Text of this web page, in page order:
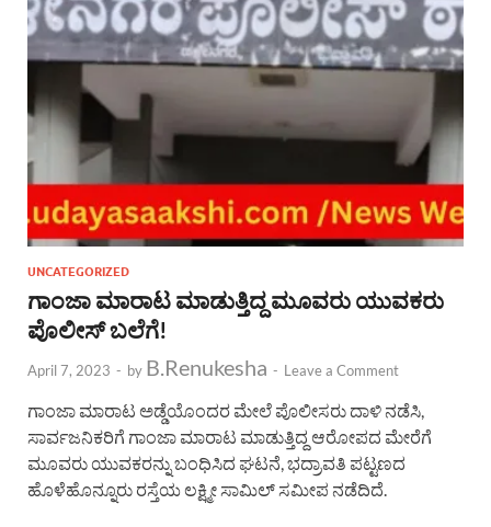
UNCATEGORIZED
ಗಾಂಜಾ ಮಾರಾಟ ಮಾಡುತ್ತಿದ್ದ ಮೂವರು ಯುವಕರು
ಪೊಲೀಸ್ ಬಲೆಗೆ!
April 7, 2023 - by B.Renukesha - Leave a Comment
ಗಾಂಜಾ ಮಾರಾಟ ಅಡ್ಡೆಯೊಂದರ ಮೇಲೆ ಪೊಲೀಸರು ದಾಳಿ ನಡೆಸಿ,
ಸಾರ್ವಜನಿಕರಿಗೆ ಗಾಂಜಾ ಮಾರಾಟ ಮಾಡುತ್ತಿದ್ದ ಆರೋಪದ ಮೇರೆಗೆ
ಮೂವರು ಯುವಕರನ್ನು ಬಂಧಿಸಿದ ಘಟನೆ, ಭದ್ರಾವತಿ ಪಟ್ಟಣದ
ಹೊಳೆಹೊನ್ನೂರು ರಸ್ತೆಯ ಲಕ್ಷ್ಮೀ ಸಾಮಿಲ್ ಸಮೀಪ ನಡೆದಿದೆ.